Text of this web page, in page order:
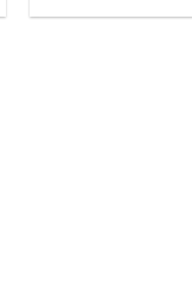
là: